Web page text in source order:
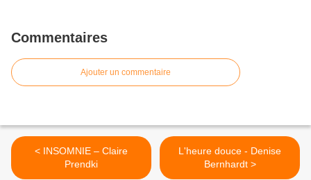
Commentaires
Ajouter un commentaire
< INSOMNIE – Claire
Prendki
L'heure douce - Denise
Bernhardt >